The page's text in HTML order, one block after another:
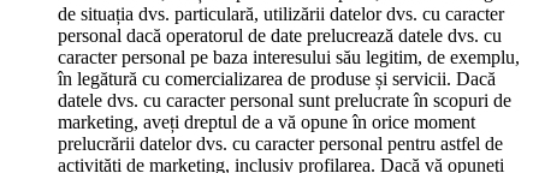
de situația dvs. particulară, utilizării datelor dvs. cu caracter
personal dacă operatorul de date prelucrează datele dvs. cu
caracter personal pe baza interesului său legitim, de exemplu,
în legătură cu comercializarea de produse și servicii. Dacă
datele dvs. cu caracter personal sunt prelucrate în scopuri de
marketing, aveți dreptul de a vă opune în orice moment
prelucrării datelor dvs. cu caracter personal pentru astfel de
activități de marketing, inclusiv profilarea. Dacă vă opuneți